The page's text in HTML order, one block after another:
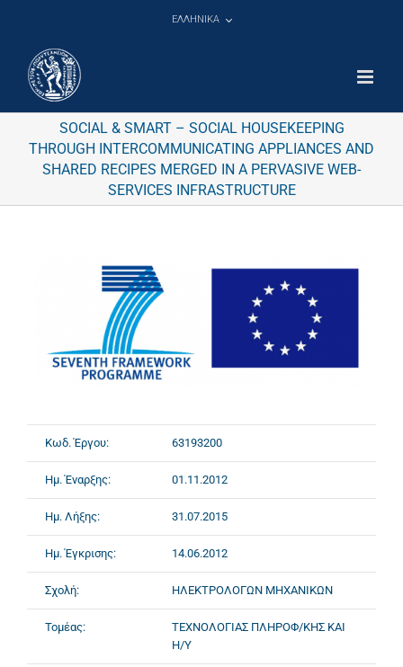
ΕΛΛΗΝΙΚΑ
SOCIAL & SMART – SOCIAL HOUSEKEEPING
THROUGH INTERCOMMUNICATING APPLIANCES AND
SHARED RECIPES MERGED IN A PERVASIVE WEB-
SERVICES INFRASTRUCTURE
Κωδ. Έργου: 63193200
Ημ. Έναρξης: 01.11.2012
Ημ. Λήξης: 31.07.2015
Ημ. Έγκρισης: 14.06.2012
Σχολή: ΗΛΕΚΤΡΟΛΟΓΩΝ ΜΗΧΑΝΙΚΩΝ
Τομέας:
ΤΕΧΝΟΛΟΓΙΑΣ ΠΛΗΡΟΦ/ΚΗΣ ΚΑΙ
Η/Υ